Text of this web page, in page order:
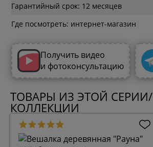
Гарантийный срок: 12 месяцев
Где посмотреть: интернет-магазин
Получить видео
и фотоконсультацию
ТОВАРЫ ИЗ ЭТОЙ СЕРИИ/
КОЛЛЕКЦИИ